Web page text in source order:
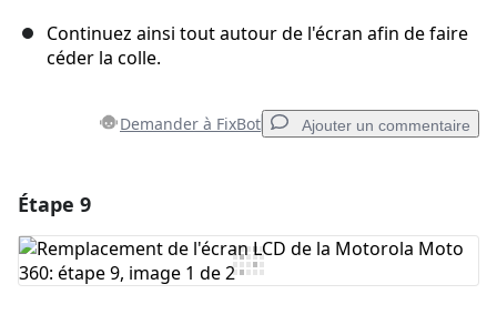
Continuez ainsi tout autour de l'écran afin de faire
céder la colle.
Demander à FixBot Ajouter un commentaire
Ajouter un commentaire
Étape 9